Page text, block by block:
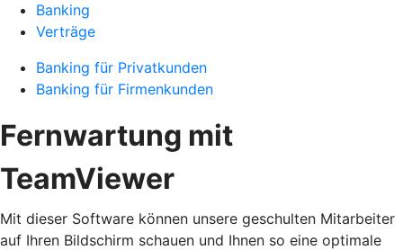
Banking
Verträge
Banking für Privatkunden
Banking für Firmenkunden
Fernwartung mit
TeamViewer
Mit dieser Software können unsere geschulten Mitarbeiter
auf Ihren Bildschirm schauen und Ihnen so eine optimale